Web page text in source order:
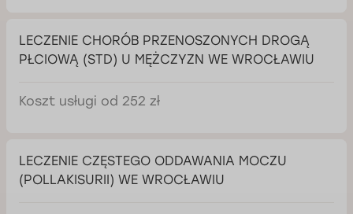
LECZENIE CHORÓB PRZENOSZONYCH DROGĄ
PŁCIOWĄ (STD) U MĘŻCZYZN WE WROCŁAWIU
Koszt usługi od 252 zł
LECZENIE CZĘSTEGO ODDAWANIA MOCZU
(POLLAKISURII) WE WROCŁAWIU